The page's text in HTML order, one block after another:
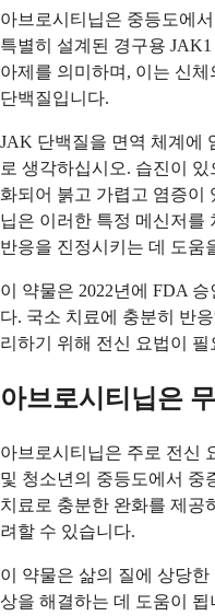
아브로시티닙은 중등도에
특별히 설계된 경구용
아제를 의미하며, 이는 신
단백질입니다.
JAK 단백질을 면역 체계에
로 생각하십시오. 습진이
화되어 붉고 가렵고 염증이
닙은 이러한 특정 메신저를
반응을 진정시키는 데 도움
이 약물은 2022년에 FDA
다. 국소 치료에 충분히 반
리하기 위해 전신 요법이
아브로시티닙은
아브로시티닙은 주로 전신
및 청소년의 중등도에서 중
치료로 충분한 완화를 제공
려할 수 있습니다.
이 약물은 삶의 질에 상당
상을 해결하는 데 도움이 됩